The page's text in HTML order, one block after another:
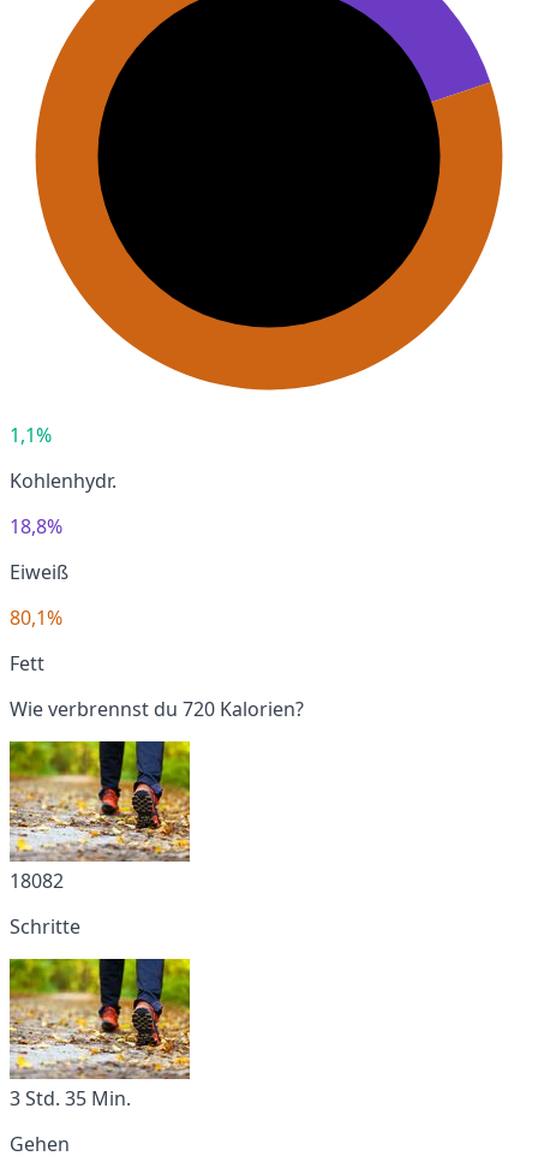
1,1%
Kohlenhydr.
18,8%
Eiweiß
80,1%
Fett
Wie verbrennst du 720 Kalorien?
18082
Schritte
3 Std. 35 Min.
Gehen